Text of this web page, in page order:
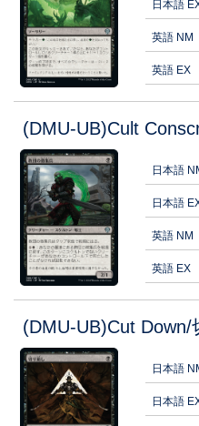
日本語
英語 NM
英語 EX
(DMU-UB)Cult
日本語
日本語
英語 NM
英語 EX
(DMU-UB)Cut Down/
日本語
日本語